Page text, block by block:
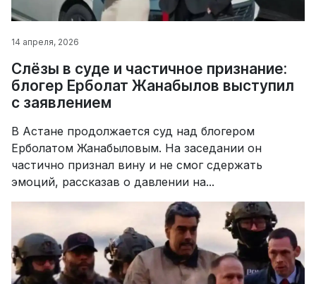
14 апреля, 2026
Слёзы в суде и частичное признание:
блогер Ерболат Жанабылов выступил
с заявлением
В Астане продолжается суд над блогером
Ерболатом Жанабыловым. На заседании он
частично признал вину и не смог сдержать
эмоций, рассказав о давлении на...